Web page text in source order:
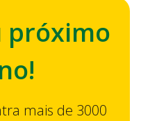
próximo
mais de 3000